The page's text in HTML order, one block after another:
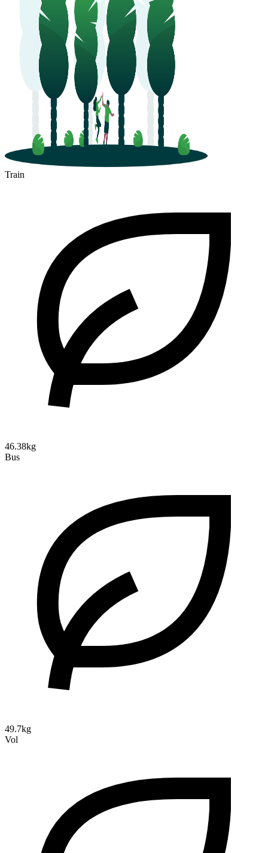
Train
46.38kg
Bus
49.7kg
Vol